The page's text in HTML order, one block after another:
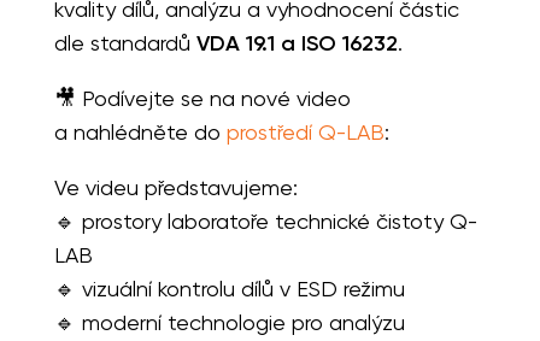
kvality dílů, analýzu a vyhodnocení částic
dle standardů VDA 19.1 a ISO 16232.
🎥 Podívejte se na nové video
a nahlédněte do prostředí Q-LAB:
Ve videu představujeme:
🔹 prostory laboratoře technické čistoty Q-
LAB
🔹 vizuální kontrolu dílů v ESD režimu
🔹 moderní technologie pro analýzu